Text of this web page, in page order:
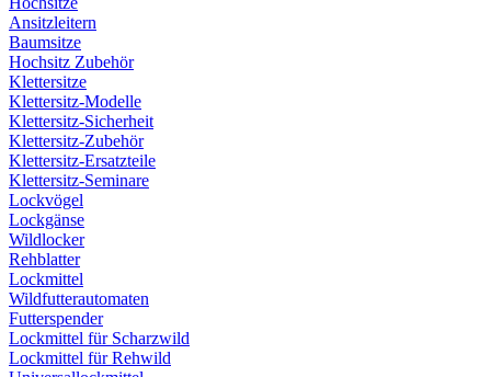
Ansitzleitern
Baumsitze
Hochsitz Zubehör
Klettersitze
Klettersitz-Modelle
Klettersitz-Sicherheit
Klettersitz-Zubehör
Klettersitz-Ersatzteile
Klettersitz-Seminare
Lockvögel
Lockgänse
Wildlocker
Rehblatter
Lockmittel
Wildfutterautomaten
Futterspender
Lockmittel für Scharzwild
Lockmittel für Rehwild